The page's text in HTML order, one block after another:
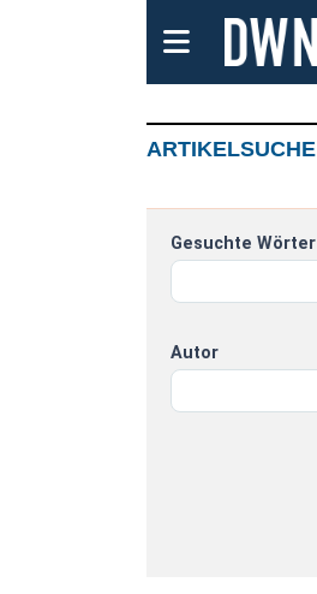
ARTIKELSUCHE
Gesuchte Wörter
Autor